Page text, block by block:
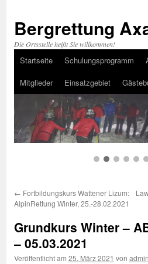
Bergrettung
Die Ortsstelle heißt Sie willkommen!
Zum
Inhalt
Startseite Schulungsprogramm
Mitglieder
Einsatzgebiet
← Fortbildungskurs Wattener Lizum:
AlpinRettung Winter, 25.-28.02.2021
Grundkurs Winter –
– 05.03.2021
Veröffentlicht am 25. März 2021 von admin